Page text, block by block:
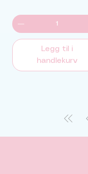
Legg til i
handlekurv